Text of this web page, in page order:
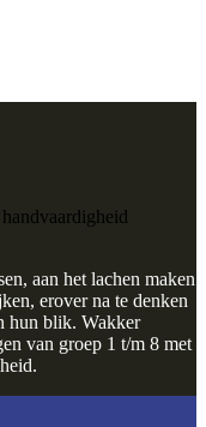
aan het lachen maken
erover na te denken
hun blik. Wakker
van groep 1 t/m 8 met